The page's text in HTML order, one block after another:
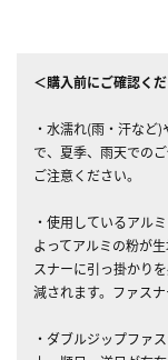
＜購入前にご確認く
・水濡れ(雨・汗など
で、夏季、雨天での
ご注意ください。
・使用しているアル
よってアルミの粉が
スナーに引っ掛かり
減されます。ファス
・ダブルジップファ